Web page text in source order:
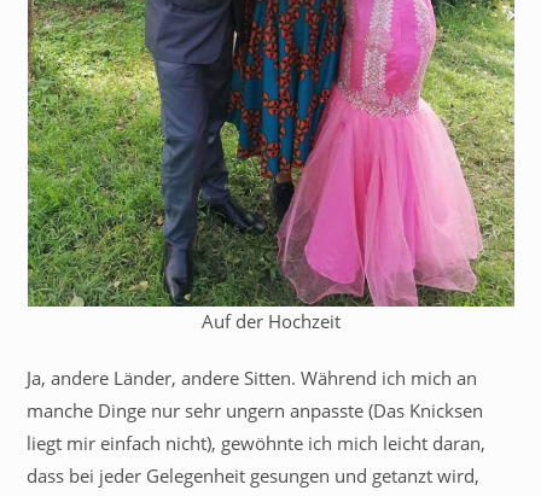
Auf der Hochzeit
Ja, andere Länder, andere Sitten. Während ich mich an
manche Dinge nur sehr ungern anpasste (Das Knicksen
liegt mir einfach nicht), gewöhnte ich mich leicht daran,
dass bei jeder Gelegenheit gesungen und getanzt wird,